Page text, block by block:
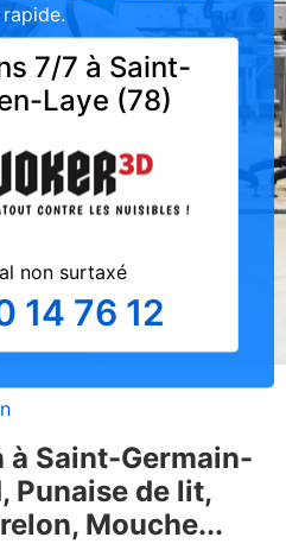
7/7 à Saint-
Laye (78)
non surtaxé
14 76 12
Saint-Germain-
Punaise de lit,
Mouche...